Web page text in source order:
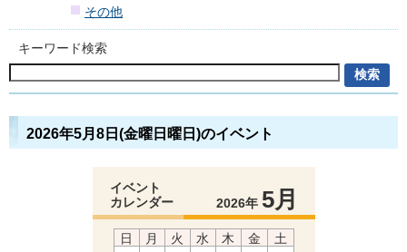
その他
キーワード検索
2026年5月8日(金曜日曜日)のイベント
イベント
カレンダー
2026年 5月
日 月 火 水 木 金
土